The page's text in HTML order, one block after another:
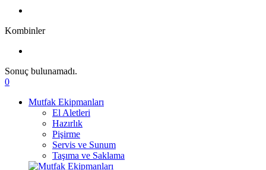
Kombinler
Sonuç bulunamadı.
0
Mutfak Ekipmanları
El Aletleri
Hazırlık
Pişirme
Servis ve Sunum
Taşıma ve Saklama